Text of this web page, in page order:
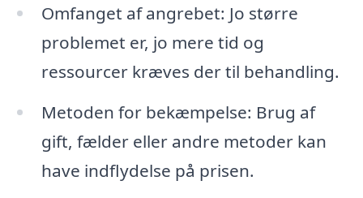
Omfanget af angrebet: Jo større
problemet er, jo mere tid og
ressourcer kræves der til behandling.
Metoden for bekæmpelse: Brug af
gift, fælder eller andre metoder kan
have indflydelse på prisen.